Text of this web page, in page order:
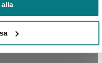
biologiskt